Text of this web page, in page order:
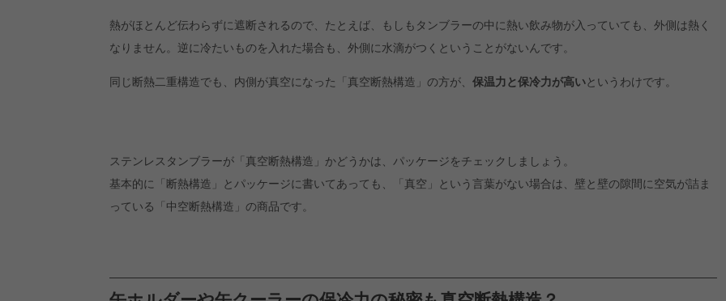
熱がほとんど伝わらずに遮断されるので、たとえば、もしもタンブラーの中に熱い飲み物が入っていても、外側は熱く
なりません。逆に冷たいものを入れた場合も、外側に水滴がつくということがないんです。
同じ断熱二重構造でも、内側が真空になった「真空断熱構造」の方が、 保温力と保冷力が高いというわけです。
ステンレスタンブラーが「真空断熱構造」かどうかは、パッケージをチェックしましょう。
基本的に「断熱構造」とパッケージに書いてあっても、「真空」という言葉がない場合は、壁と壁の隙間に空気が詰ま
っている「中空断熱構造」の商品です。